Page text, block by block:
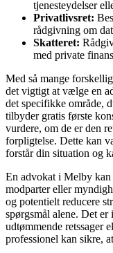
tjenesteydelser
Privatlivsret:
rådgivning om
Skatteret:
med private
Med så mange
det vigtigt at vælge en
det specifikke område,
tilbyder gratis første
vurdere, om de er den
forpligtelse. Dette kan
forstår din situation og
En advokat i Melby
modparter eller
og potentielt reducere
spørgsmål alene. Det
udtømmende retssager
professionel kan sikre,